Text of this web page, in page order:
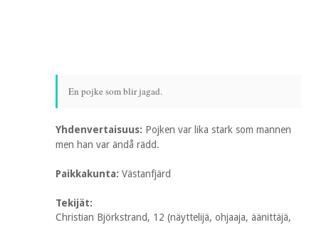
En pojke som blir jagad.
Yhdenvertaisuus: Pojken var lika stark som mannen
men han var ändå rädd.
Paikkakunta: Västanfjärd
Tekijät:
Christian Björkstrand, 12 (näyttelijä, ohjaaja, äänittäjä,